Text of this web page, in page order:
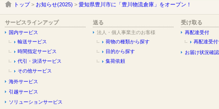
トップ> お知らせ(2025) > 愛知県豊川市に「豊川物流倉庫」をオープン！
サービスラインアップ
国内サービス
輸送サービス
時間指定サービス
代引・決済サービス
その他サービス
海外サービス
引越サービス
ソリューションサービス
送る
法人・個人事業主のお客様
荷物の種類から探す
目的から探す
集荷依頼
受け取る
再配達受付
再配達受
お届け状況確認